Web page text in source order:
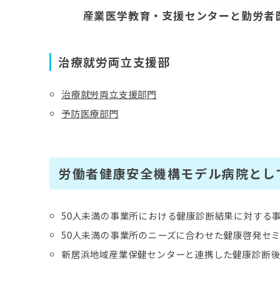
産業医学教育・支援センターと勤労者
治療就労両立支援部
治療就労両立支援部門
予防医療部門
労働者健康安全機構モデル病院と
50人未満の事業所における健康診断結果に対する
50人未満の事業所のニーズに合わせた健康啓発セ
新居浜地域産業保健センターと連携した健康診断